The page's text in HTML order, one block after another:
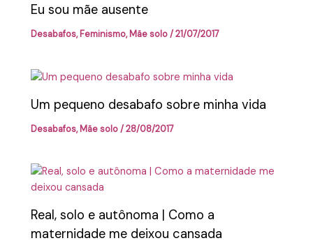
Eu sou mãe ausente
Desabafos,Feminismo,Mãe solo/21/07/2017
Um pequeno desabafo sobre minha vida
Desabafos,Mãe solo/28/08/2017
Real, solo e autônoma | Como a
maternidade me deixou cansada